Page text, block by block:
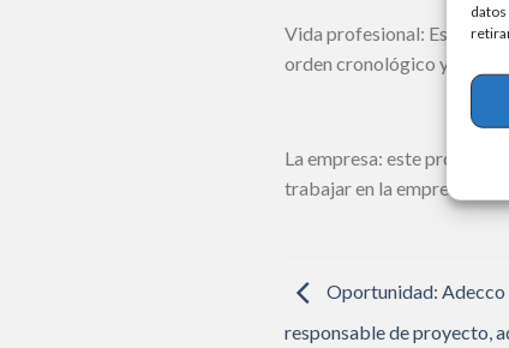
Vida profesional: Esta
orden cronológico y
La empresa: este
trabajar en la empresa.
Oportunidad: Adecco
responsable de proyecto,